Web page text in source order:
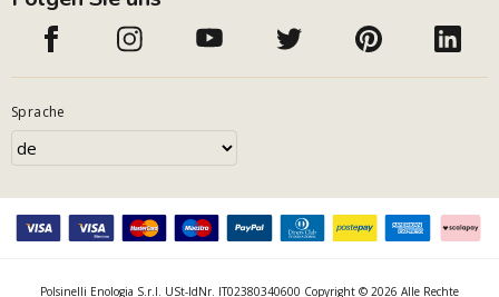
Sprache
Polsinelli Enologia S.r.l. USt-IdNr. IT02380340600 Copyright © 2026 Alle Rechte